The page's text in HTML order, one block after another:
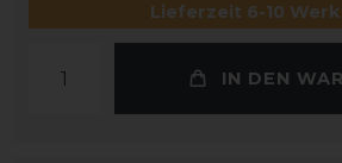
Lieferzeit 6-10
IN DEN